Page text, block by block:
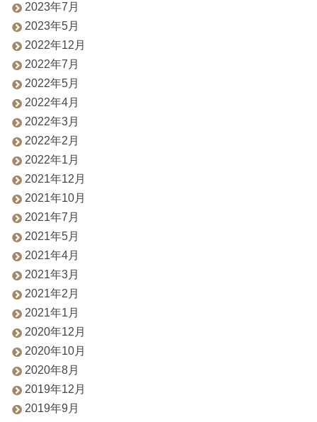
2023年7月
2023年5月
2022年12月
2022年7月
2022年5月
2022年4月
2022年3月
2022年2月
2022年1月
2021年12月
2021年10月
2021年7月
2021年5月
2021年4月
2021年3月
2021年2月
2021年1月
2020年12月
2020年10月
2020年8月
2019年12月
2019年9月